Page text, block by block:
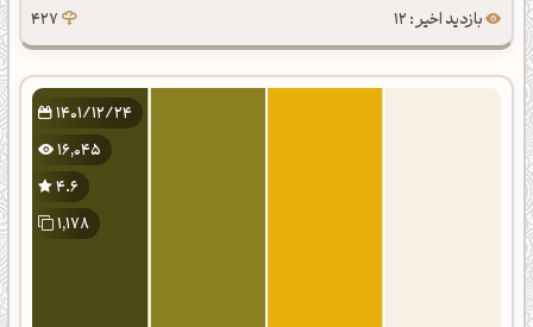
بازدید اخیر : 12 427
1401/12/24
16,045
4.6
1,178